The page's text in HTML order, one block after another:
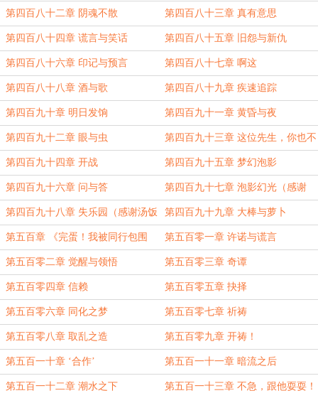
第四百八十二章 阴魂不散 第四百八十三章 真有意思
第四百八十四章 谎言与笑话 第四百八十五章 旧怨与新仇
第四百八十六章 印记与预言 第四百八十七章 啊这
第四百八十八章 酒与歌 第四百八十九章 疾速追踪
第四百九十章 明日发饷 第四百九十一章 黄昏与夜
第四百九十二章 眼与虫 第四百九十三章 这位先生，你也不
想……
第四百九十四章 开战 第四百九十五章 梦幻泡影
第四百九十六章 问与答 第四百九十七章 泡影幻光（感谢
babyishow的盟主
第四百九十八章 失乐园（感谢汤饭
的饭搭子的盟主
第四百九十九章 大棒与萝卜
第五百章 《完蛋！我被同行包围
了？！》
第五百零一章 许诺与谎言
第五百零二章 觉醒与领悟 第五百零三章 奇谭
第五百零四章 信赖 第五百零五章 抉择
第五百零六章 同化之梦 第五百零七章 祈祷
第五百零八章 取乱之造 第五百零九章 开祷！
第五百一十章 ‘合作’ 第五百一十一章 暗流之后
第五百一十二章 潮水之下 第五百一十三章 不急，跟他耍耍！